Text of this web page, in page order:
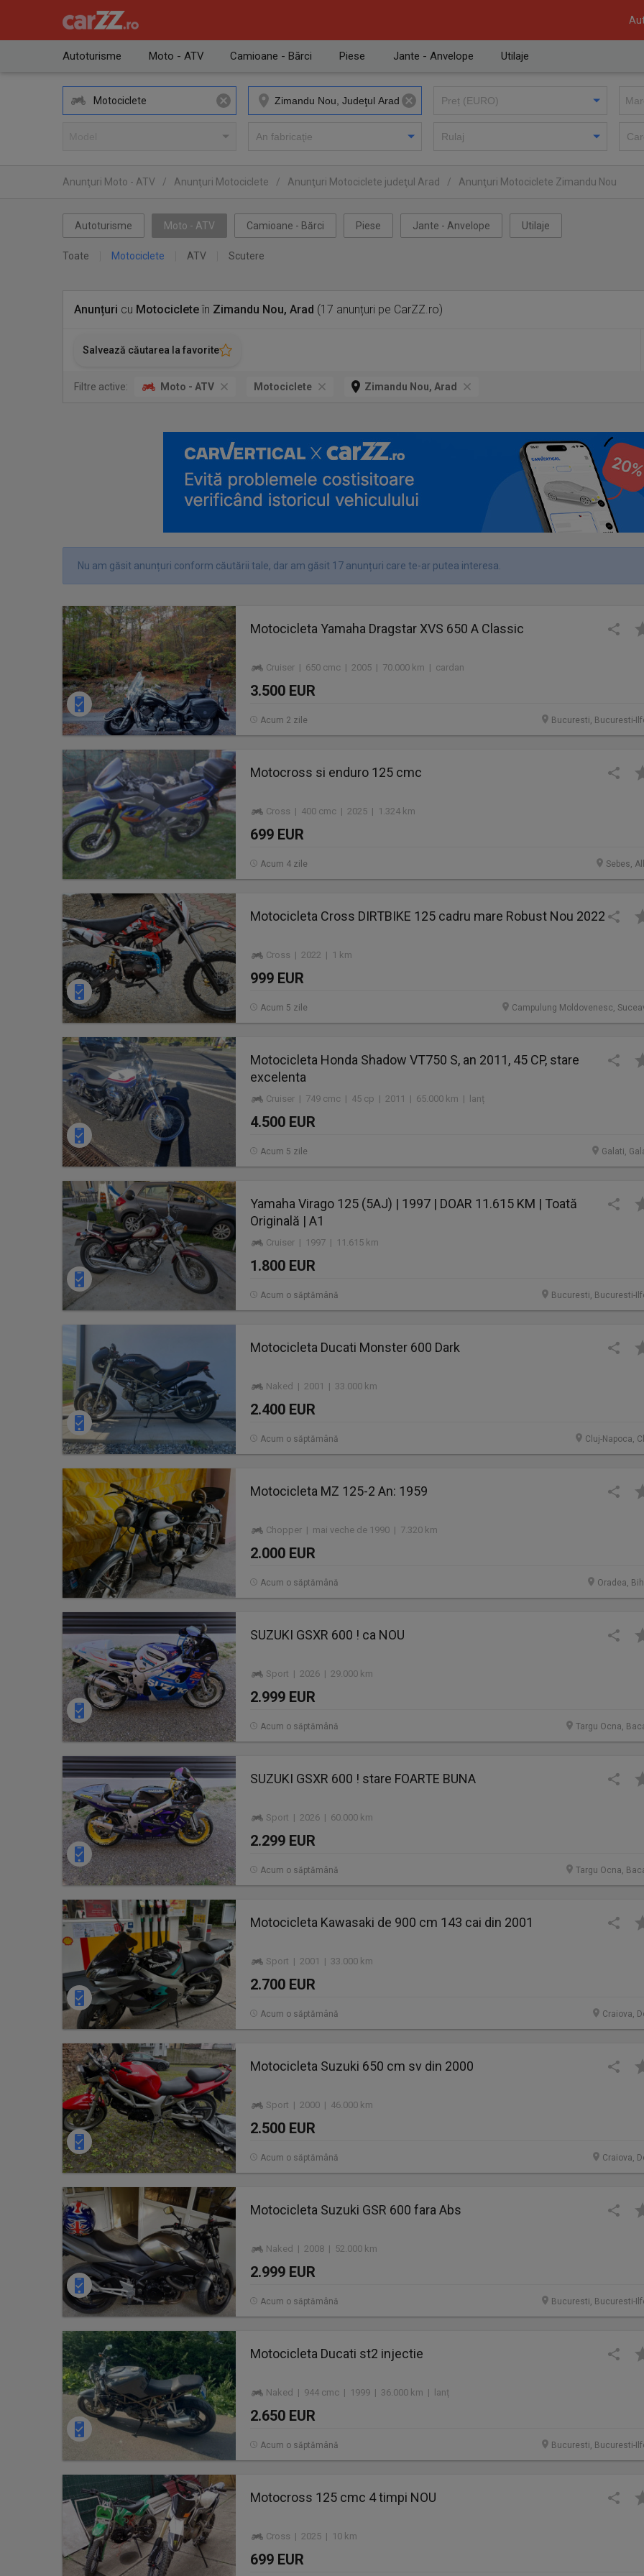
Autoturisme Moto - ATV Camioane - Bărci Piese Jante - Anvelope Utilaje
Motociclete
Anunţuri Moto - ATV / Anunţuri Motociclete / Anunţuri Motociclete judeţul Arad / Anunţuri Motociclete Zimandu Nou
Autoturisme Moto - ATV Camioane - Bărci Piese Jante - Anvelope Utilaje
Toate Motociclete ATV Scutere
Anunțuri cu Motocicleteîn Zimandu Nou, Arad (17 anunțuri pe CarZZ.ro)
Salvează căutarea la favorite
Filtre active: Moto - ATV Motociclete Zimandu Nou, Arad
Nu am găsit anunțuri conform căutării tale, dar am găsit 17 anunțuri care te-ar putea interesa.
Motocicleta Yamaha Dragstar XVS 650 A Classic
Cruiser | 650 cmc | 2005 | 70.000 km | cardan
3.500 EUR
Bucuresti, Bucuresti-
Acum 2 zile
Motocross si enduro 125 cmc
Cross | 400 cmc | 2025 | 1.324 km
699 EUR
Sebes,
Acum 4 zile
Motocicleta Cross DIRTBIKE 125 cadru mare Robust Nou 2022
Cross | 2022 | 1 km
999 EUR
Campulung Moldovenesc,
Acum 5 zile
Motocicleta Honda Shadow VT750 S, an 2011, 45 CP, stare
excelenta
Cruiser | 749 cmc | 45 cp | 2011 | 65.000 km | lanț
4.500 EUR
Galati,
Acum 5 zile
Yamaha Virago 125 (5AJ) | 1997 | DOAR 11.615 KM | Toată
Originală | A1
Cruiser | 1997 | 11.615 km
1.800 EUR
Bucuresti, Bucuresti-
Acum o săptămână
Motocicleta Ducati Monster 600 Dark
Naked | 2001 | 33.000 km
2.400 EUR
Cluj-Napoca,
Acum o săptămână
Motocicleta MZ 125-2 An: 1959
Chopper | mai veche de 1990 | 7.320 km
2.000 EUR
Oradea,
Acum o săptămână
SUZUKI GSXR 600 ! ca NOU
Sport | 2026 | 29.000 km
2.999 EUR
Targu Ocna,
Acum o săptămână
SUZUKI GSXR 600 ! stare FOARTE BUNA
Sport | 2026 | 60.000 km
2.299 EUR
Targu Ocna,
Acum o săptămână
Motocicleta Kawasaki de 900 cm 143 cai din 2001
Sport | 2001 | 33.000 km
2.700 EUR
Craiova,
Acum o săptămână
Motocicleta Suzuki 650 cm sv din 2000
Sport | 2000 | 46.000 km
2.500 EUR
Craiova,
Acum o săptămână
Motocicleta Suzuki GSR 600 fara Abs
Naked | 2008 | 52.000 km
2.999 EUR
Bucuresti, Bucuresti-
Acum o săptămână
Motocicleta Ducati st2 injectie
Naked | 944 cmc | 1999 | 36.000 km | lanț
2.650 EUR
Bucuresti, Bucuresti-
Acum o săptămână
Motocross 125 cmc 4 timpi NOU
Cross | 2025 | 10 km
699 EUR